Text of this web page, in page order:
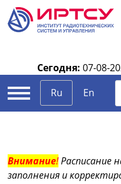
Сегодня: 07-08-
Ru
En
Внимание!Расписание
заполнения и